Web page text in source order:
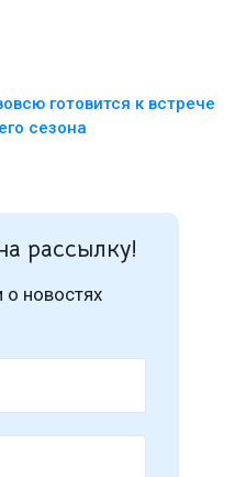
готовится к встрече
сезона
рассылку!
новостях